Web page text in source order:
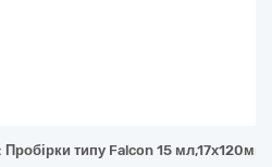
Пробірки типу Falcon 15